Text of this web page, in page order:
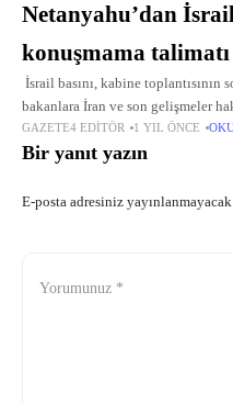
Netanyahu’dan
konuşmama talimatı
İsrail basını, kabine
bakanlara İran ve son gelişmeler
iddia etti. Siyasi kabine
kabinesinde yer
GAZETE4 EDITÖR 1 YIL ÖNCE
Bir yanıt yazın
E-posta adresiniz